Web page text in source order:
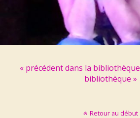
« précédent dans la bibliothèque
bibliothèque »
Retour au début